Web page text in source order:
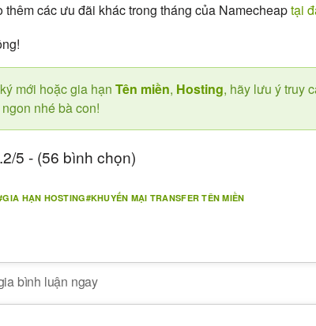
thêm các ưu đãi khác trong tháng của Namecheaptại
mới hoặc gia hạn Tên miền, Hosting, hãy lưu ý truy
nhé bà con!
5 - (56 bình chọn)
GIA HẠN HOSTING KHUYẾN MẠI TRANSFER TÊN MIỀN